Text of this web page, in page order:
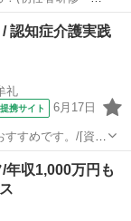
認知症介護実践
礼
提携サイト 6月17日
すめです。/[資格
者研修・実務者
】 株
年収1,000万円も